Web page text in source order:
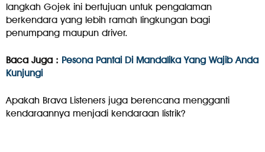
langkah Gojek ini bertujuan untuk pengalaman
berkendara yang lebih ramah lingkungan bagi
penumpang maupun driver.
Baca Juga : Pesona Pantai Di Mandalika Yang Wajib Anda
Kunjungi
Apakah Brava Listeners juga berencana mengganti
kendaraannya menjadi kendaraan listrik?